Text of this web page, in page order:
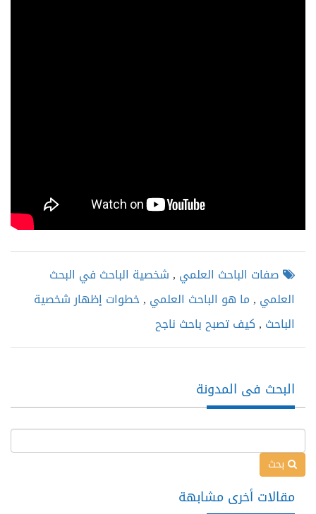
صفات الباحث العلمي ,شخصية الباحث في البحث
العلمي ,ما هو الباحث العلمي ,خطوات إظهار شخصية
الباحث ,كيف تصبح باحث ناجح
البحث فى المدونة
بحث
مقالات أخرى مشابهة